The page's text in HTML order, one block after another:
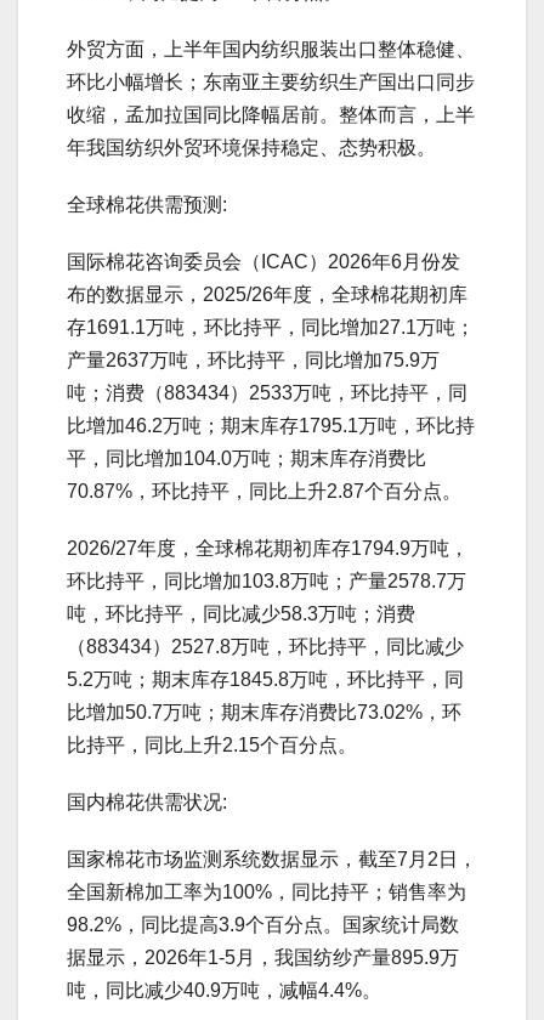
外贸方面，上半年国内纺织服装出口整体稳健、
环比小幅增长；东南亚主要纺织生产国出口同步
收缩，孟加拉国同比降幅居前。整体而言，上半
年我国纺织外贸环境保持稳定、态势积极。
全球棉花供需预测:
国际棉花咨询委员会（ICAC）2026年6月份发
布的数据显示，2025/26年度，全球棉花期初库
存1691.1万吨，环比持平，同比增加27.1万吨；
产量2637万吨，环比持平，同比增加75.9万
吨；消费（883434）2533万吨，环比持平，同
比增加46.2万吨；期末库存1795.1万吨，环比持
平，同比增加104.0万吨；期末库存消费比
70.87%，环比持平，同比上升2.87个百分点。
2026/27年度，全球棉花期初库存1794.9万吨，
环比持平，同比增加103.8万吨；产量2578.7万
吨，环比持平，同比减少58.3万吨；消费
（883434）2527.8万吨，环比持平，同比减少
5.2万吨；期末库存1845.8万吨，环比持平，同
比增加50.7万吨；期末库存消费比73.02%，环
比持平，同比上升2.15个百分点。
国内棉花供需状况:
国家棉花市场监测系统数据显示，截至7月2日，
全国新棉加工率为100%，同比持平；销售率为
98.2%，同比提高3.9个百分点。国家统计局数
据显示，2026年1-5月，我国纺纱产量895.9万
吨，同比减少40.9万吨，减幅4.4%。